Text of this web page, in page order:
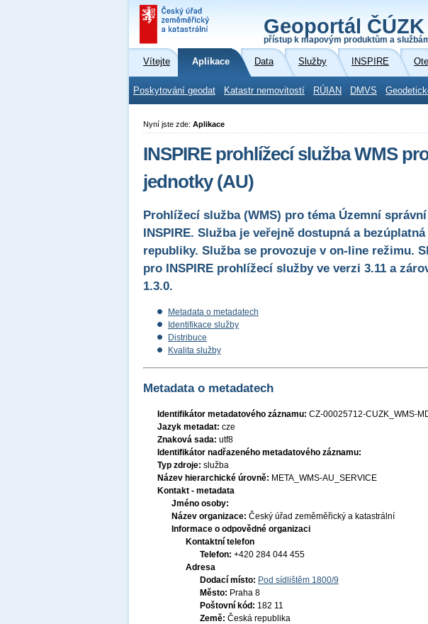
Geoportál ČÚZK
přístup k mapovým produktům a
Vítejte Aplikace Data Služby INSPIRE
Poskytování geodat Katastr nemovitostí RÚIAN DMVS
Nyní jste zde: Aplikace
INSPIRE prohlížecí služba WMS
jednotky (AU)
Prohlížecí služba (WMS) pro téma Územní
INSPIRE. Služba je veřejně dostupná a
republiky. Služba se provozuje v on-line režimu.
pro INSPIRE prohlížecí služby ve verzi 3.11 a
1.3.0.
Metadata o metadatech
Identifikace služby
Distribuce
Kvalita služby
Metadata o metadatech
Identifikátor metadatového záznamu: CZ-00025712-CUZK_WMS-
Jazyk metadat: cze
Znaková sada: utf8
Identifikátor nadřazeného metadatového záznamu:
Typ zdroje: služba
Název hierarchické úrovně: META_WMS-AU_SERVICE
Kontakt - metadata
Jméno osoby:
Název organizace: Český úřad zeměměřický a katastrální
Informace o odpovědné organizaci
Kontaktní telefon
Telefon: +420 284 044 455
Adresa
Dodací místo: Pod sídlištěm 1800/9
Město: Praha 8
Poštovní kód: 182 11
Země: Česká republika